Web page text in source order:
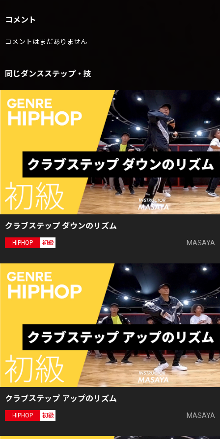
コメント
コメントはまだありません
同じダンスステップ・技
クラブステップ ダウンのリズム
HIPHOP 初級 MASAYA
クラブステップ アップのリズム
HIPHOP 初級 MASAYA